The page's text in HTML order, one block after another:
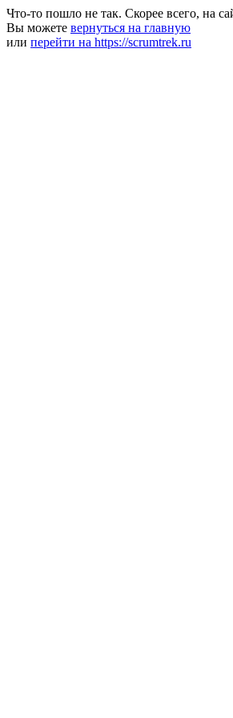
Что-то пошло не так. Скорее всего, на
Вы можете вернуться на главную
или перейти на https://scrumtrek.ru